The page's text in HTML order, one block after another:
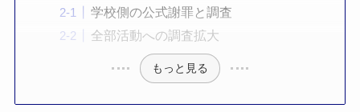
学校側の公式謝罪と調査
全部活動への調査拡大
もっと見る